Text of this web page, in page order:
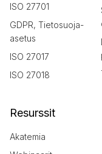
ISO 27701
GDPR, Tietosuoja-
asetus
ISO 27017
ISO 27018
Resurssit
Akatemia